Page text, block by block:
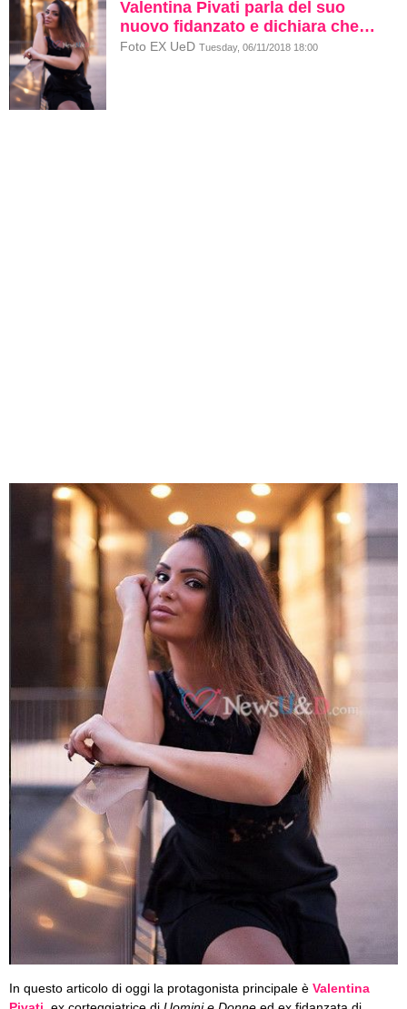
Valentina Pivati parla del suo
nuovo fidanzato e dichiara che…
Foto EX UeD Tuesday, 06/11/2018 18:00
In questo articolo di oggi la protagonista principale è Valentina